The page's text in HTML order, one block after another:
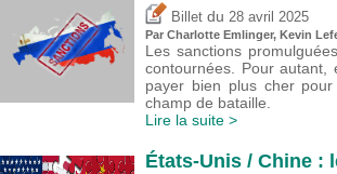
Billet du 28 avril 2025
Par Charlotte Emlinger, Kevin
Les sanctions
contournées. Pour autant,
payer bien plus cher
champ de bataille.
Lire la suite >
États-Unis / Chine :